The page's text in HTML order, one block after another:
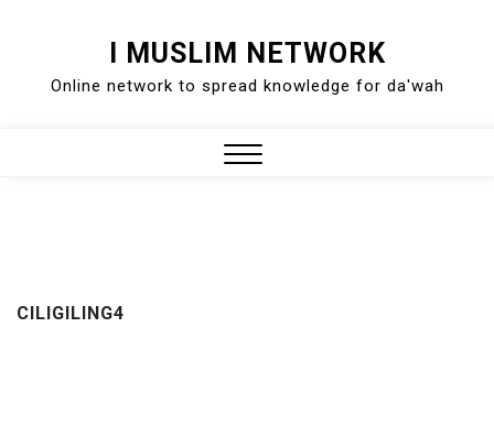
content
I MUSLIM NETWORK
Online network to spread knowledge for da'wah
CILIGILING4